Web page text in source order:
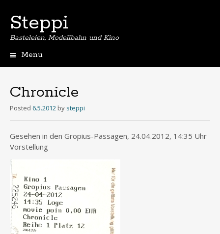
Steppi
Basteleien, Modellbahn und Kino
Menu
Chronicle
Posted 6.5.2012 by steppi
Gesehen in den Gropius-Passagen, 24.04.2012, 14:35 Uhr
Vorstellung